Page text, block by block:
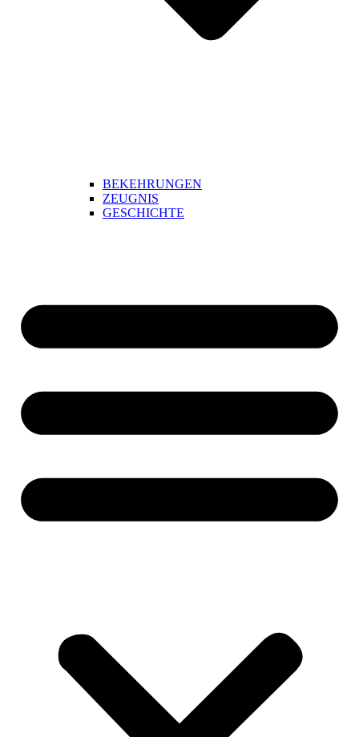
BEKEHRUNGEN
ZEUGNIS
GESCHICHTE